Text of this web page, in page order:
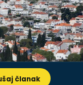
članak